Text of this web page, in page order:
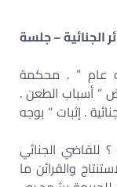
الدوائر الجنائية – جلسة
عام ” . محكمة
” أسباب الطعن .
. إثبات ” بوجه
للقاضي الجنائي
والقرائن ما